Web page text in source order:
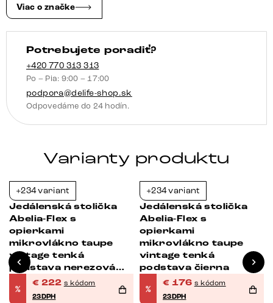
4-
nohá
zúžená
čierna
Viac o značke
Potrebujete poradiť?
+420 770 313 313
Po – Pia: 9:00 – 17:00
podpora@delife-shop.sk
Odpovedáme do 24 hodín.
Varianty produktu
+234 variant
Jedálenská stolička
Abelia-Flex s
opierkami
mikrovlákno taupe
vintage tenká
podstava nerezová
%
€ 222 s kódom
23DPH
+234 variant
Jedálenská stolička
Abelia-Flex s
opierkami
mikrovlákno taupe
vintage tenká
podstava čierna
%
€ 176 s kódom
23DPH